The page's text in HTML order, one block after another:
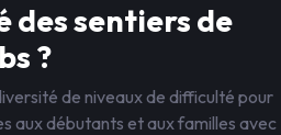
des sentiers de
?
de niveaux de difficulté pour
aux débutants et aux familles avec